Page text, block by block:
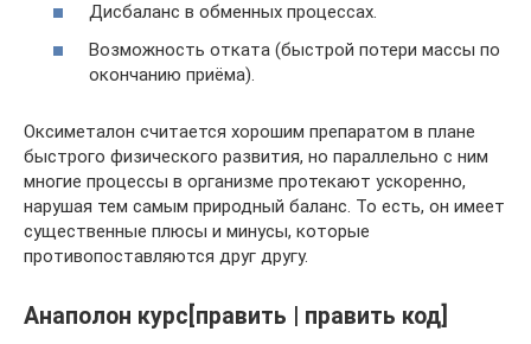
Дисбаланс в обменных процессах.
Возможность отката (быстрой потери массы по
окончанию приёма).
Оксиметалон считается хорошим препаратом в плане
быстрого физического развития, но параллельно с ним
многие процессы в организме протекают ускоренно,
нарушая тем самым природный баланс. То есть, он имеет
существенные плюсы и минусы, которые
противопоставляются друг другу.
Анаполон курс[править | править код]